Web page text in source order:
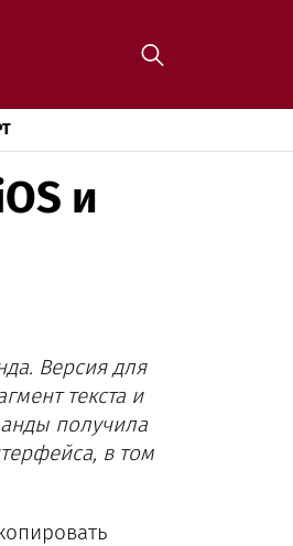
и
Версия для
текста и
получила
в том